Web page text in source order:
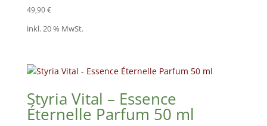
49,90€
inkl. 20 % MwSt.
Styria Vital – Essence
Éternelle Parfum 50 ml